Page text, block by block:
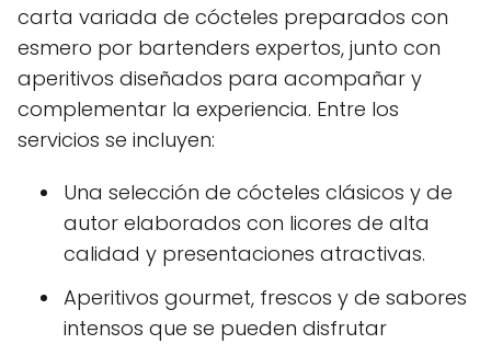
carta variada de cócteles preparados con
esmero por bartenders expertos, junto con
aperitivos diseñados para acompañar y
complementar la experiencia. Entre los
servicios se incluyen:
Una selección de cócteles clásicos y de
autor elaborados con licores de alta
calidad y presentaciones atractivas.
Aperitivos gourmet, frescos y de sabores
intensos que se pueden disfrutar